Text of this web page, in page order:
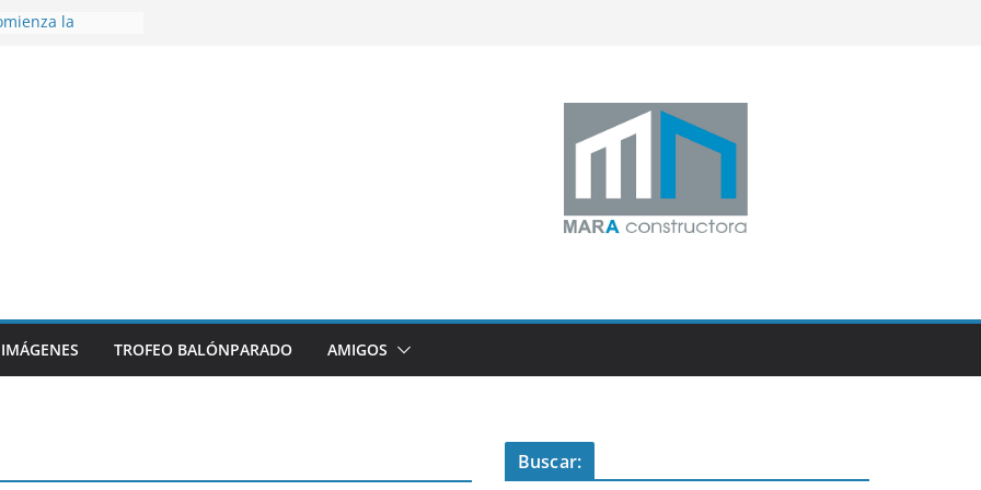
la
sumando
26/27
en el
de
IMÁGENES TROFEO BALÓNPARADO AMIGOS
Buscar: